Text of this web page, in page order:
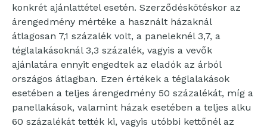
konkrét ajánlattétel esetén. Szerződéskötéskor az
árengedmény mértéke a használt házaknál
átlagosan 7,1 százalék volt, a paneleknél 3,7, a
téglalakásoknál 3,3 százalék, vagyis a vevők
ajánlatára ennyit engedtek az eladók az árból
országos átlagban. Ezen értékek a téglalakások
esetében a teljes árengedmény 50 százalékát, míg a
panellakások, valamint házak esetében a teljes alku
60 százalékát tették ki, vagyis utóbbi kettőnél az